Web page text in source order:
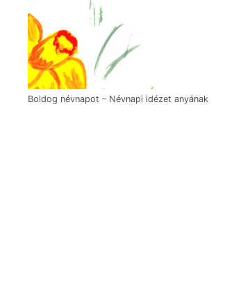
Boldog névnapot – Névnapi idézet anyának